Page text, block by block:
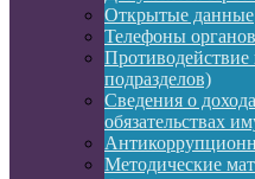
Открытые данные
Телефоны
Противодействие
подразделов)
Сведения о
обязательствах
Методические